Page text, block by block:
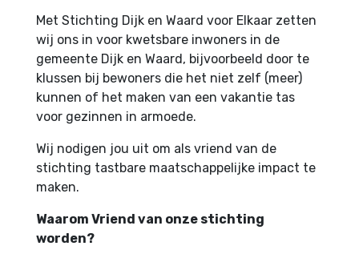
Met Stichting Dijk en Waard voor Elkaar zetten
wij ons in voor kwetsbare inwoners in de
gemeente Dijk en Waard, bijvoorbeeld door te
klussen bij bewoners die het niet zelf (meer)
kunnen of het maken van een vakantie tas
voor gezinnen in armoede.
Wij nodigen jou uit om als vriend van de
stichting tastbare maatschappelijke impact te
maken.
Waarom Vriend van onze stichting
worden?